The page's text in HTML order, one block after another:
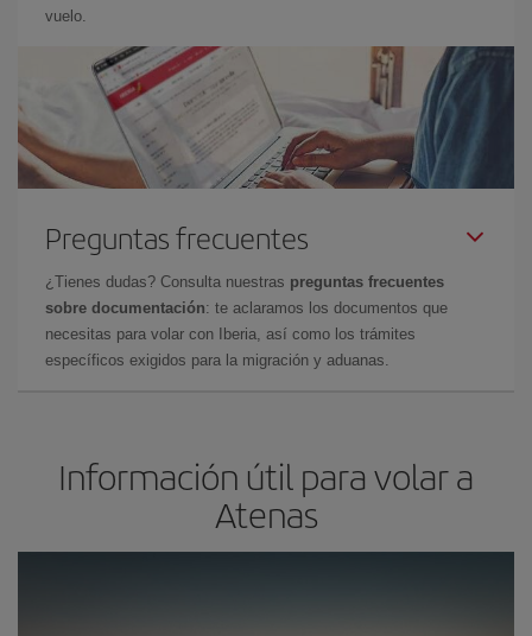
vuelo.
Preguntas frecuentes
¿Tienes dudas? Consulta nuestras preguntas frecuentes
sobre documentación: te aclaramos los documentos que
necesitas para volar con Iberia, así como los trámites
específicos exigidos para la migración y aduanas.
Información útil para volar a
Atenas